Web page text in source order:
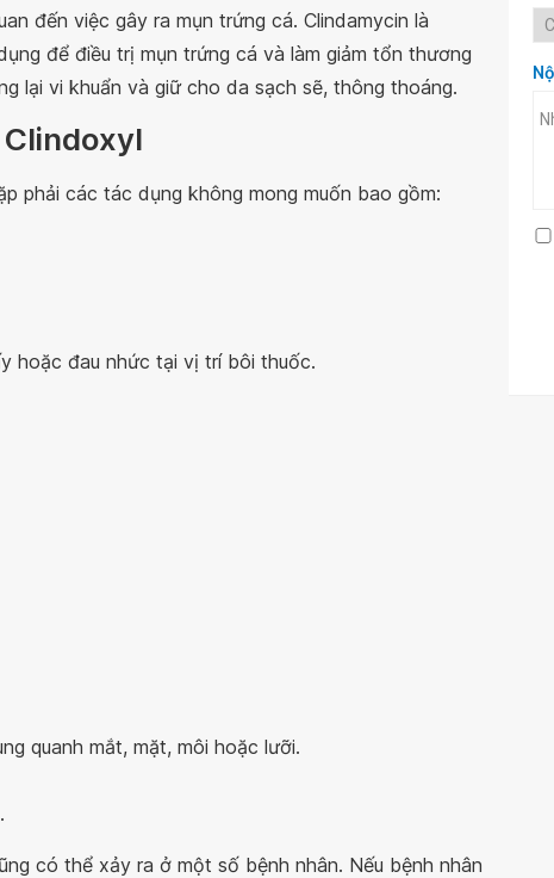
đến việc gây ra mụn trứng cá. Clindamycin là
để điều trị mụn trứng cá và làm giảm tổn thương
lại vi khuẩn và giữ cho da sạch sẽ, thông thoáng.
phải các tác dụng không mong muốn bao gồm:
hoặc đau nhức tại vị trí bôi thuốc.
quanh mắt, mặt, môi hoặc lưỡi.
có thể xảy ra ở một số bệnh nhân. Nếu bệnh nhân